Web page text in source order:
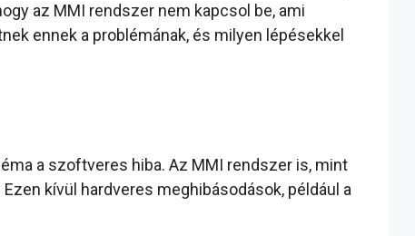
az MMI rendszer nem kapcsol be, ami
ennek a problémának, és milyen lépésekkel
a szoftveres hiba. Az MMI rendszer is, mint
kívül hardveres meghibásodások, például a